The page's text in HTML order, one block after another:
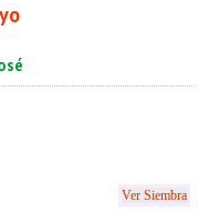
Ver Siembra